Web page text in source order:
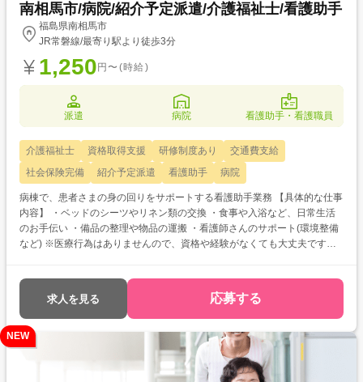
南相馬市/病院/紹介予定派遣/介護福祉士/看護助手
福島県南相馬市
JR常磐線/最寄り駅より徒歩3分
1,250 円〜(時給)
派遣 病院 看護助手・看護職員
介護福祉士 資格取得支援 研修制度あり
交通費支給
社会保険完備
紹介予定派遣 看護助手 病院
病棟で、患者さまの身の回りをサポートする看護助手業務 【具体的な仕事
内容】 ・ベッドのシーツやリネン類の交換 ・食事や入浴など、日常生活
のお手伝い ・備品の整理や物品の運搬 ・看護師さんのサポート(環境整備
など) ※医療行為はありませんので、資格や経験がなくても大丈夫です！
求人を見る 応募する
NEW